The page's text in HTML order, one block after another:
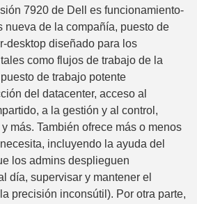
7920 de Dell es funcionamiento-
nueva de la compañía, puesto de
desktop diseñado para los
como flujos de trabajo de la
de trabajo potente
del datacenter, acceso al
a la gestión y al control,
más. También ofrece más o menos
incluyendo la ayuda del
los admins desplieguen
día, supervisar y mantener el
precisión inconsútil). Por otra parte,